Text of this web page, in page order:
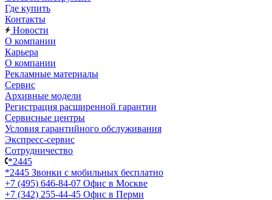
Где купить
Контакты
Новости
О компании
Карьера
О компании
Рекламные материалы
Сервис
Архивные модели
Регистрация расширенной гарантии
Сервисные центры
Условия гарантийного обслуживания
Экспресс-сервис
Сотрудничество
*2445
*2445 Звонки с мобильных бесплатно
+7 (495) 646-84-07 Офис в Москве
+7 (342) 255-44-45 Офис в Перми